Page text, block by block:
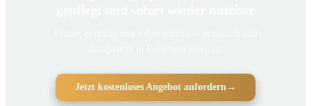
Jetzt kostenloses Angebot anfordern→